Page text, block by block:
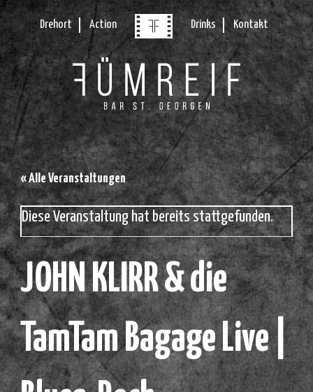
Drehort Action Drinks Kontakt
« Alle Veranstaltungen
Diese Veranstaltung hat bereits stattgefunden.
JOHN KLIRR & die
TamTam Bagage Live |